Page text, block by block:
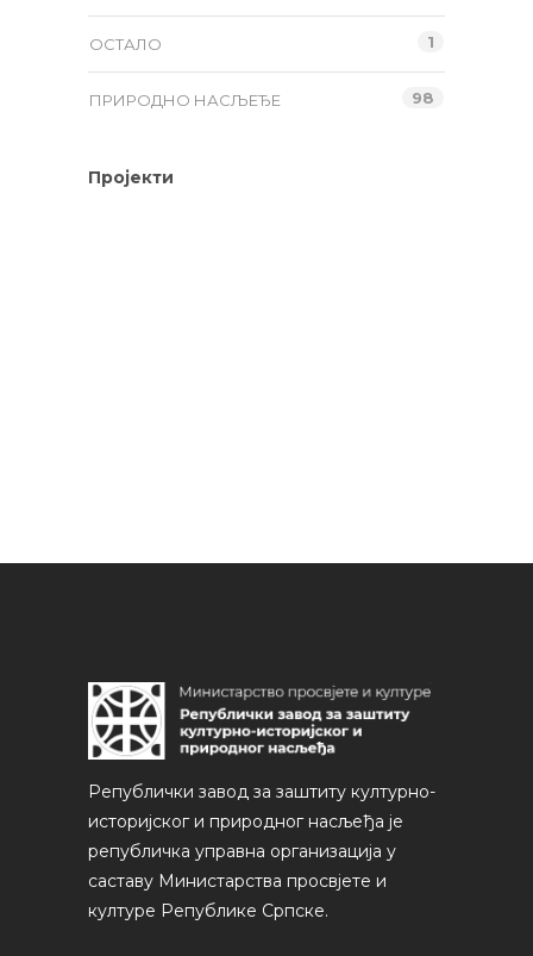
ОСТАЛО 1
ПРИРОДНО НАСЉЕЂЕ 98
Пројекти
Републички завод за заштиту културно-
историјског и природног насљеђа је
републичка управна организација у
саставу Министарства просвјете и
културе Републике Српске.